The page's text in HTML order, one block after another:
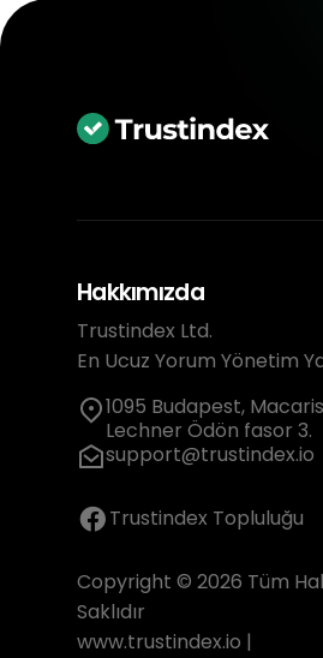
Hakkımızda
Trustindex Ltd.
En Ucuz Yorum Yönetim
1095 Budapest,
Lechner Ödön fasor 3.
support@trustindex.io
Trustindex Topluluğu
Copyright © 2026 Tüm
Saklıdır
www.trustindex.io |